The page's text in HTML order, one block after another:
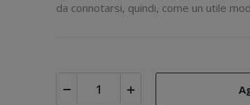
da connotarsi, quindi, come un utile